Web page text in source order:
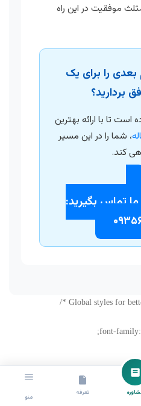
تعرفه
منو
موفقیت در این راه
بعدی را برای یک
بردارید؟
تا با ارائه بهترین
، شما را در این مسیر
کند.
تماس بگیرید:
font-family: